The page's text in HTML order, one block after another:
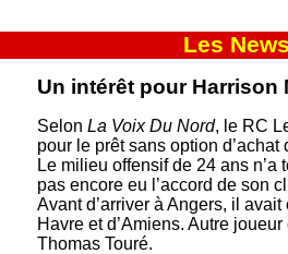
Les
Un intérêt pour Harrison
SelonLa Voix Du Nord, le RC
pour le prêt sans option
Le milieu offensif de 24 ans n’a
pas encore eu l’accord de son
Avant d’arriver à Angers, il
Havre et d’Amiens. Autre
Thomas Touré.